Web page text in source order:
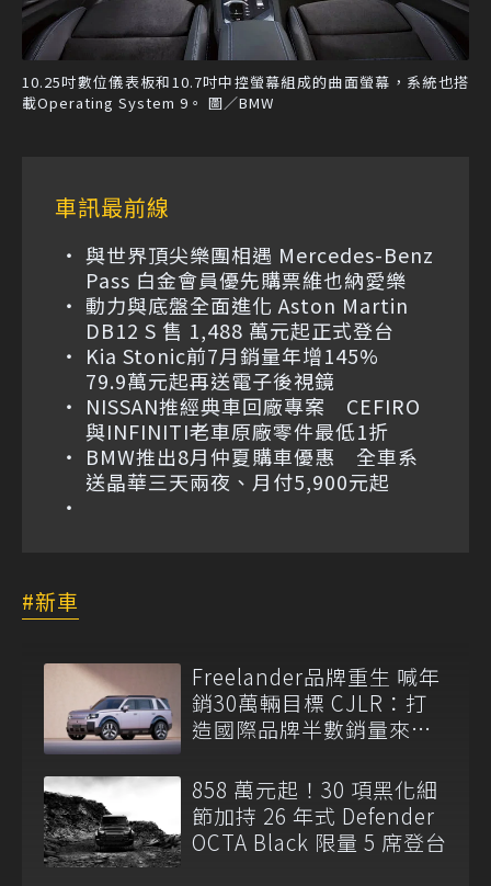
10.25吋數位儀表板和10.7吋中控螢幕組成的曲面螢幕，系統也搭
載Operating System 9。 圖／BMW
車訊最前線
與世界頂尖樂團相遇 Mercedes-Benz
Pass 白金會員優先購票維也納愛樂
動力與底盤全面進化 Aston Martin
DB12 S 售 1,488 萬元起正式登台
Kia Stonic前7月銷量年增145%
79.9萬元起再送電子後視鏡
NISSAN推經典車回廠專案 CEFIRO
與INFINITI老車原廠零件最低1折
BMW推出8月仲夏購車優惠 全車系
送晶華三天兩夜、月付5,900元起
新車
Freelander品牌重生 喊年
銷30萬輛目標 CJLR：打
造國際品牌半數銷量來自
858 萬元起！30 項黑化細
節加持 26 年式 Defender
OCTA Black 限量 5 席登台